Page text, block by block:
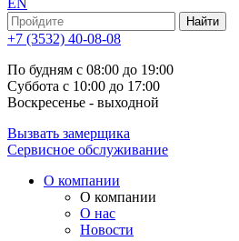
EN
+7 (3532) 40-08-08
По будням с 08:00 до 19:00
Суббота с 10:00 до 17:00
Воскресенье - выходной
Вызвать замерщика
Сервисное обслуживание
О компании
О компании
О нас
Новости